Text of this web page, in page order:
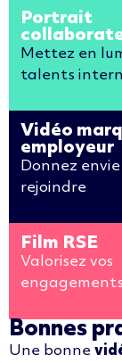
Portrait
Mettez en
talents
Vidéo
employeur
Donnez envie
rejoindre
Film RSE
Valorisez vos
engagements
Bonnes
Une bonne